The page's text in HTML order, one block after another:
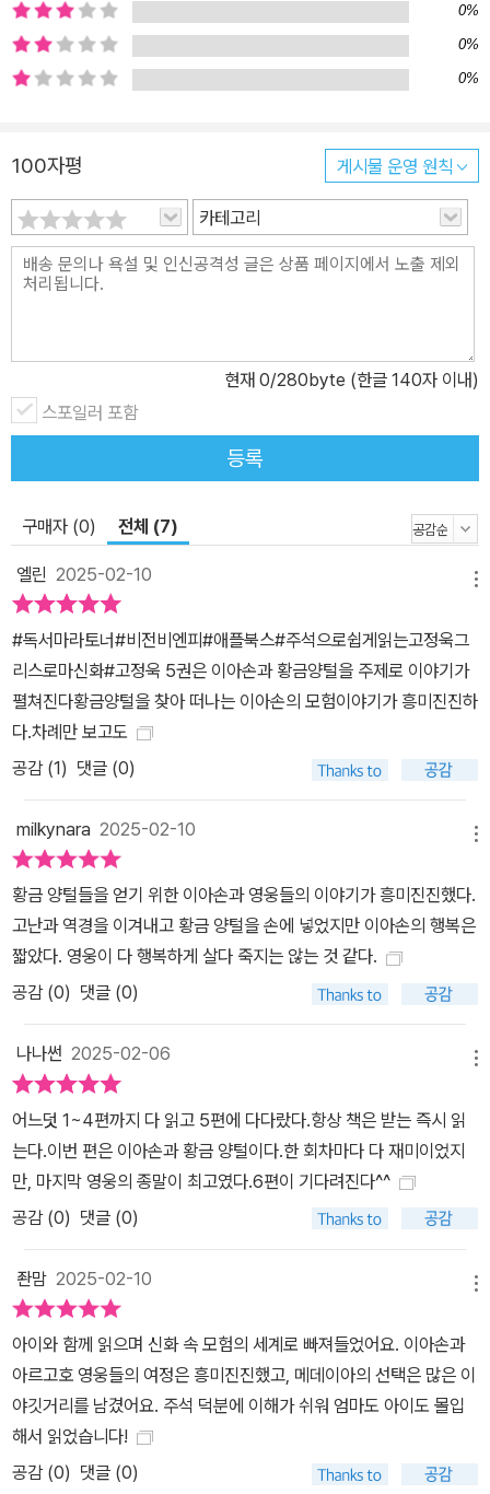
저자는 수많은 판본 비교 과정에서 발견한 다양한 관점의 해석을 추
가하여 책 읽기의 즐거움뿐만 아니라 지적 고양감까지 전해준다. 20
21년 출간된 《고정욱 삼국지》 이후 또 하나의 걸작으로 평가되는 이
025년 아스트리드 린드그렌 추모상(ALMA) 후보로 지명된 고정욱
의 문학적 성과를 이어가며 독자들에게 또 다른 감동을 선사할 것이
다. 신으로 묘사된 인간 세계의 민낯을 돌아보다 《그리스 로마 신화》
속 신과 영웅들은 낡은 활자에 갇혀 있지 않다. 이들은 문학 작품은 물
불리는 《그리스 로마 신화》는 인간에 대한 다양한 이해를 보여준다.
특히 중세 유럽의 미술 작품들은 《그리스 로마 신화》를 모티브로 하
여 만들어졌다고 단언할 수 있을 만큼 신화를 모른다면 그 의미와 상
로운 가치관을 보여주기 때문이다. 신들은 근엄하지 않고 영웅들은
고(제우스), 술과 쾌락을 즐기며(디오니소스), 자신의 마음에 들지 않
는다고 자식을 버리는 비정함(헤라)까지 보여준다. 원칙주의자이지
만 예외가 있고, 호전적이지만 사랑스럽고, 지혜롭지만 어리석으며,
친절하지만 잔인하고, 너그러우면서 시기하고 질투하며, 아량 있는
듯하지만 속 좁은 신들의 속성은 바로 우리 인간의 민낯을 보여주는
듯하다. 이를 통해 인간 본성에 대한 이해를 넓히는 동시에 자신을 되
돌아보게 만든다. 출간 의의 및 특징 독자들의 기준에 맞춰 신화를 새
롭게 해석하다 《그리스 로마 신화》는 제국주의와 남성 우월주의라는
편향된 가치관을 기본으로 만들어졌다. 수많은 영웅들의 모험은 그대
로 정복과 지배의 역사다. 신화 속에서 세상의 중심은 그리스로 상징
되는 서양이며 그 외의 지역은 정복되어 마땅한 미개한 모습으로 그
려진다. 게다가 여성 신이나 인물들은 남성의 용맹함을 드러내는 요
소나 때로는 전리품으로 묘사되기도 한다. 완벽해야 할 신들은 비윤
리적이고 모순적인 모습으로 비치며, 거짓말과 속임수, 배신을 일삼
양한 문화적 배경과 관점에 대한 지식이 필요하다. 저자의 식견은 이
부분에서 빛을 발한다. 예를 들어, 저자는 이 책에서 제우스의 여성 편
력을 안정적인 정치를 펼치려는 정치적 판단으로 해석한다. 이렇듯
신화 속에 나타난 도덕적·윤리적 모순을 현대적 문맥에서 재해석하여
어린이 청소년 독자들이 보다 넓은 시각으로 세상을 바라볼 수 있도
하다 《고정욱 그리스 로마 신화》는 30년 이상 글쓰기에 매진해온 고
로 전해져 다양한 이설(異說)로 존재하는 신화의 특성상 얽히고설킨
이야기를 한 무더기의 실타래를 풀어내듯 저자 특유의 혜안과 포용적
시각으로 친절한 주석을 더했다. 이는 글 읽기의 즐거움을 방해하지
않도록 유연한 이야기의 흐름을 유지한 채 주석으로 독자의 이해를
도와준다. 이와 함께 《그리스 로마 신화》에서 파생된 다양한 인문학
적· 사회문화적 역사적 지식을 더해 어린이 청소년 독자가 지적으로
한 걸음 성장하도록 이끌어준다. 신화 속 인상적인 장면을 호쾌한 일
0%
0%
0%
100자평 게시물 운영 원칙
카테고리
현재 0/280byte (한글 140자 이내)
스포일러 포함
등록
구매자 (0) 전체 (7)
엘린 2025-02-10
#독서마라토너#비전비엔피#애플북스#주석으로쉽게읽는고정욱그
리스로마신화#고정욱 5권은 이아손과 황금양털을 주제로 이야기가
펼쳐진다황금양털을 찾아 떠나는 이아손의 모험이야기가 흥미진진하
다.차례만 보고도
공감 (1) 댓글 (0)
milkynara 2025-02-10
황금 양털들을 얻기 위한 이아손과 영웅들의 이야기가 흥미진진했다.
고난과 역경을 이겨내고 황금 양털을 손에 넣었지만 이아손의 행복은
짧았다. 영웅이 다 행복하게 살다 죽지는 않는 것 같다.
공감 (0) 댓글 (0)
나나썬 2025-02-06
어느덧 1~4편까지 다 읽고 5편에 다다랐다.항상 책은 받는 즉시 읽
는다.이번 편은 이아손과 황금 양털이다.한 회차마다 다 재미이었지
만, 마지막 영웅의 종말이 최고였다.6편이 기다려진다^^
공감 (0) 댓글 (0)
좐맘 2025-02-10
아이와 함께 읽으며 신화 속 모험의 세계로 빠져들었어요. 이아손과
아르고호 영웅들의 여정은 흥미진진했고, 메데이아의 선택은 많은 이
야깃거리를 남겼어요. 주석 덕분에 이해가 쉬워 엄마도 아이도 몰입
해서 읽었습니다!
공감 (0) 댓글 (0)